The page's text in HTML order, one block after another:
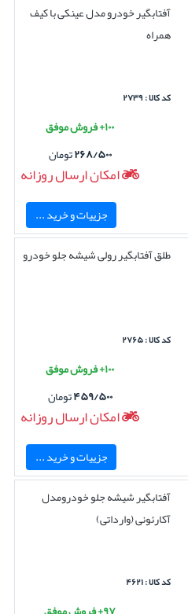
آفتابگیر خودرو مدل عینکی با کیف
همراه
کد کالا : ۲۷۳۹
۱۰۰+ فروش موفق
۲۶۸/۵۰۰تومان
امکان ارسال روزانه
جزییات و خرید ...
طلق آفتابگیر رولی شیشه جلو خودرو
کد کالا : ۲۷۶۵
۱۰۰+ فروش موفق
۴۵۹/۵۰۰تومان
امکان ارسال روزانه
جزییات و خرید ...
آفتابگیر شیشه جلو خودرومدل
آکارئونی (وارداتی)
کد کالا : ۴۶۲۱